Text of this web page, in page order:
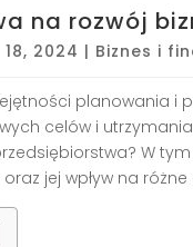
na rozwój
2024 | Biznes i
planowania i
celów i
W
jej wpływ na